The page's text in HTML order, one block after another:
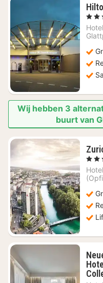
, 4
Wij hebben 3
buurt van
, 5